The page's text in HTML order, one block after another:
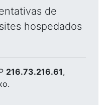
de
hospedados
216.73.216.61,